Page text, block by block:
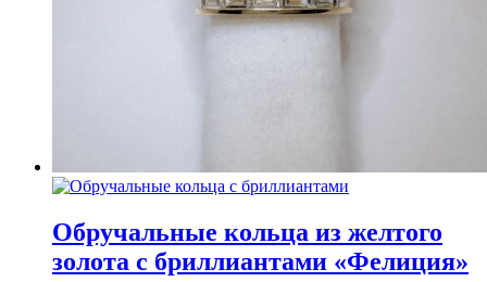
Обручальные кольца из желтого
золота с бриллиантами «Фелиция»